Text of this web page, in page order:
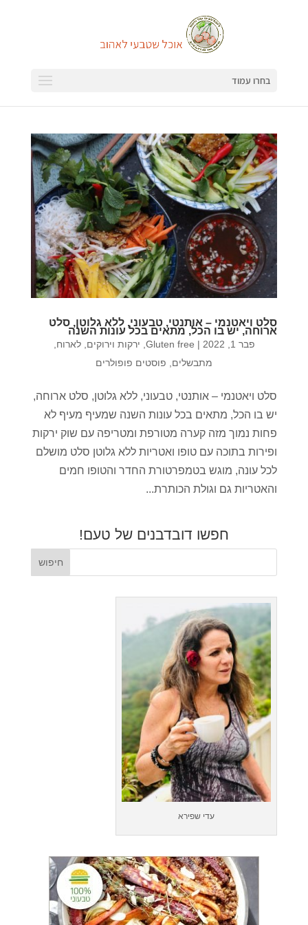
בחרו עמוד
סלט ויאטנמי – אותנטי, טבעוני, ללא גלוטן, סלט
ארוחה, יש בו הכל, מתאים בכל עונות השנה
פבר 1, 2022 |
Gluten free ירקות וירוקים ,לארוח
מתבשלים
פוסטים פופולרים
סלט ויאטנמי – אותנטי, טבעוני, ללא גלוטן, סלט ארוחה,
יש בו הכל, מתאים בכל עונות השנה שמעיף מעיף לא
פחות נמוך מזה קערה מטורפת ומטריפה עם שוק ירקות
ופירות בתוכה עם טופו ואטריות ללא גלוטן סלט מושלם
לכל עונה, מוגש בטמפרטורת החדר והטופו חמים
והאטריות גם וגולת הכותרת...
חפשו דובדבנים של טעם!
עדי שפירא